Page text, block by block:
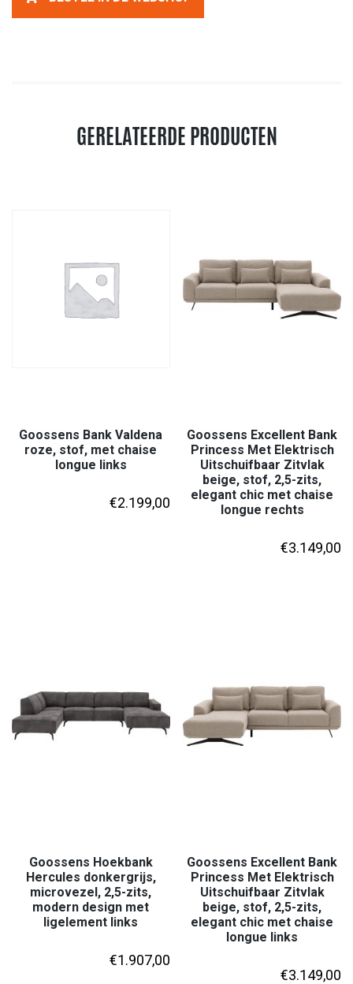
GERELATEERDE PRODUCTEN
Goossens Bank Valdena
roze, stof, met chaise
longue links
€2.199,00
Goossens Excellent Bank
Princess Met Elektrisch
Uitschuifbaar Zitvlak
beige, stof, 2,5-zits,
elegant chic met chaise
longue rechts
€3.149,00
Goossens Hoekbank
Hercules donkergrijs,
microvezel, 2,5-zits,
modern design met
ligelement links
€1.907,00
Goossens Excellent Bank
Princess Met Elektrisch
Uitschuifbaar Zitvlak
beige, stof, 2,5-zits,
elegant chic met chaise
longue links
€3.149,00